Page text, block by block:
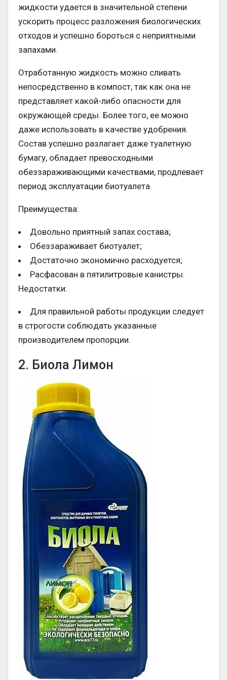
жидкости удается в значительной степени
ускорить процесс разложения биологических
отходов и успешно бороться с неприятными
запахами.
Отработанную жидкость можно сливать
непосредственно в компост, так как она не
представляет какой-либо опасности для
окружающей среды. Более того, ее можно
даже использовать в качестве удобрения.
Состав успешно разлагает даже туалетную
бумагу, обладает превосходными
обеззараживающими качествами, продлевает
период эксплуатации биотуалета.
Преимущества:
Довольно приятный запах состава;
Обеззараживает биотуалет;
Достаточно экономично расходуется;
Расфасован в пятилитровые канистры.
Недостатки:
Для правильной работы продукции следует
в строгости соблюдать указанные
производителем пропорции.
2. Биола Лимон